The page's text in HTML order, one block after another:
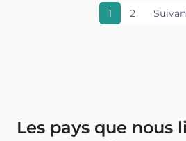
1 2
Les pays que nous